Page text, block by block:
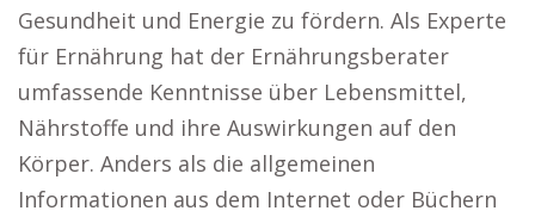
Gesundheit und Energie zu fördern. Als Experte
für Ernährung hat der Ernährungsberater
umfassende Kenntnisse über Lebensmittel,
Nährstoffe und ihre Auswirkungen auf den
Körper. Anders als die allgemeinen
Informationen aus dem Internet oder Büchern